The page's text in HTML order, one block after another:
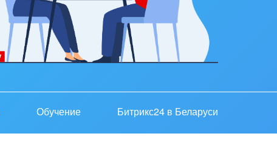
Обучение Битрикс24 в Беларуси